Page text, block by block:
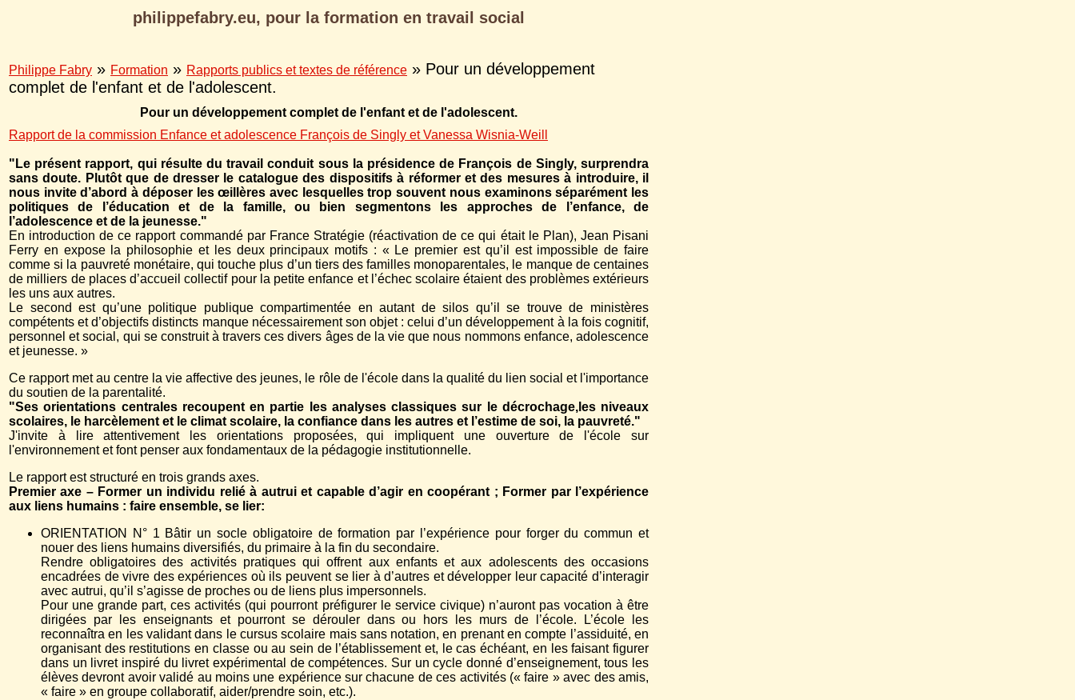
philippefabry.eu, pour la formation en travail social
Philippe Fabry » Formation » Rapports publics et textes de référence » Pour un développement
complet de l'enfant et de l'adolescent.
Pour un développement complet de l'enfant et de l'adolescent.
Rapport de la commission Enfance et adolescence François de Singly et Vanessa Wisnia-Weill
"Le présent rapport, qui résulte du travail conduit sous la présidence de François de Singly, surprendra
sans doute. Plutôt que de dresser le catalogue des dispositifs à réformer et des mesures à introduire, il
nous invite d’abord à déposer les œillères avec lesquelles trop souvent nous examinons séparément les
politiques de l’éducation et de la famille, ou bien segmentons les approches de l’enfance, de
l’adolescence et de la jeunesse."
En introduction de ce rapport commandé par France Stratégie (réactivation de ce qui était le Plan), Jean Pisani
Ferry en expose la philosophie et les deux principaux motifs : « Le premier est qu’il est impossible de faire
comme si la pauvreté monétaire, qui touche plus d’un tiers des familles monoparentales, le manque de centaines
de milliers de places d’accueil collectif pour la petite enfance et l’échec scolaire étaient des problèmes extérieurs
les uns aux autres.
Le second est qu’une politique publique compartimentée en autant de silos qu’il se trouve de ministères
compétents et d’objectifs distincts manque nécessairement son objet : celui d’un développement à la fois cognitif,
personnel et social, qui se construit à travers ces divers âges de la vie que nous nommons enfance, adolescence
et jeunesse. »
Ce rapport met au centre la vie affective des jeunes, le rôle de l'école dans la qualité du lien social et l'importance
du soutien de la parentalité.
"Ses orientations centrales recoupent en partie les analyses classiques sur le décrochage,les niveaux
scolaires, le harcèlement et le climat scolaire, la confiance dans les autres et l’estime de soi, la pauvreté."
J'invite à lire attentivement les orientations proposées, qui impliquent une ouverture de l'école sur
l'environnement et font penser aux fondamentaux de la pédagogie institutionnelle.
Le rapport est structuré en trois grands axes.
Premier axe – Former un individu relié à autrui et capable d’agir en coopérant ; Former par l’expérience
aux liens humains : faire ensemble, se lier:
ORIENTATION N° 1 Bâtir un socle obligatoire de formation par l’expérience pour forger du commun et
nouer des liens humains diversifiés, du primaire à la fin du secondaire.
Rendre obligatoires des activités pratiques qui offrent aux enfants et aux adolescents des occasions
encadrées de vivre des expériences où ils peuvent se lier à d’autres et développer leur capacité d’interagir
avec autrui, qu’il s’agisse de proches ou de liens plus impersonnels.
Pour une grande part, ces activités (qui pourront préfigurer le service civique) n’auront pas vocation à être
dirigées par les enseignants et pourront se dérouler dans ou hors les murs de l’école. L’école les
reconnaîtra en les validant dans le cursus scolaire mais sans notation, en prenant en compte l’assiduité, en
organisant des restitutions en classe ou au sein de l’établissement et, le cas échéant, en les faisant figurer
dans un livret inspiré du livret expérimental de compétences. Sur un cycle donné d’enseignement, tous les
élèves devront avoir validé au moins une expérience sur chacune de ces activités (« faire » avec des amis,
« faire » en groupe collaboratif, aider/prendre soin, etc.).